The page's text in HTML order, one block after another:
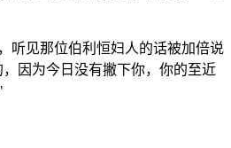
听见那位伯利恒妇人的话被加倍说
因为今日没有撇下你，你的至近